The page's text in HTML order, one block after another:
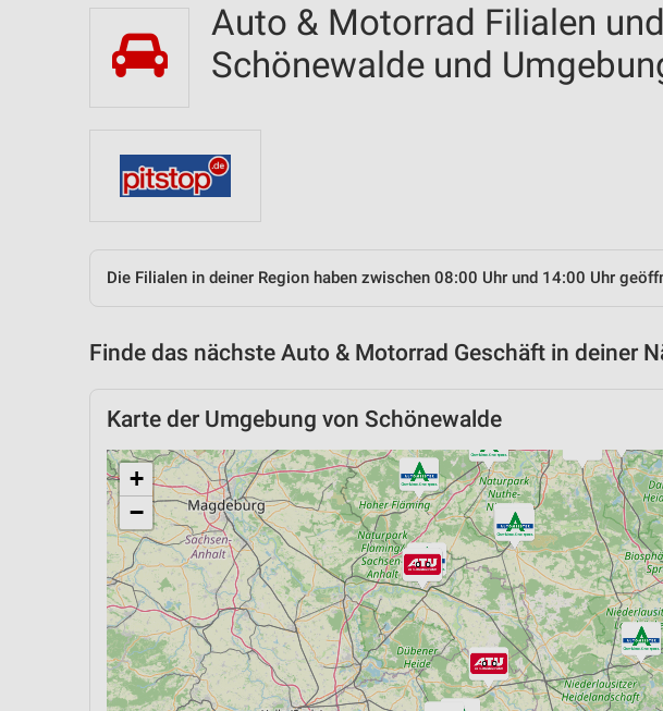
Auto & Motorrad Filialen
Schönewalde und
Die Filialen in deiner Region haben zwischen 08:00 Uhr und 14:00 Uhr
Finde das nächste Auto & Motorrad Geschäft in deiner
Karte der Umgebung von Schönewalde
+
−